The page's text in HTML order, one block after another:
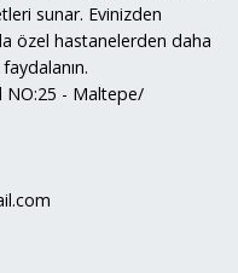
sunar. Evinizden
özel hastanelerden daha
NO:25 - Maltepe/